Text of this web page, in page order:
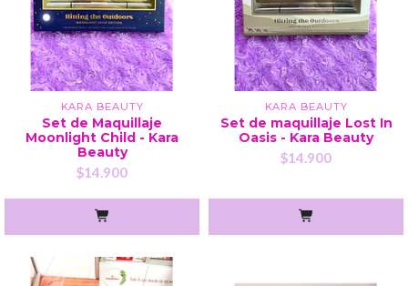
KARA BEAUTY
Set de Maquillaje
Moonlight Child - Kara
Beauty
$14.900
KARA BEAUTY
Set de maquillaje Lost In
Oasis - Kara Beauty
$14.900